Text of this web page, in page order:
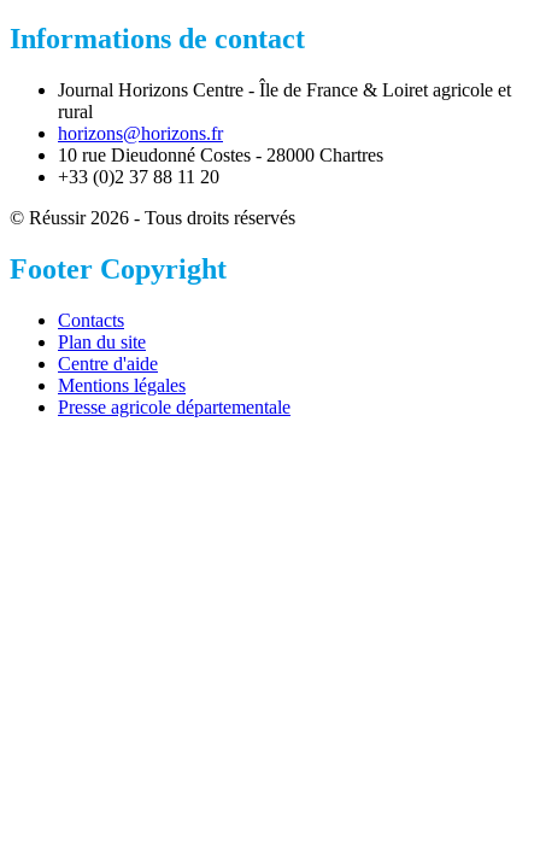
Informations de contact
Journal Horizons Centre - Île de France & Loiret agricole et
rural
horizons@horizons.fr
10 rue Dieudonné Costes - 28000 Chartres
+33 (0)2 37 88 11 20
© Réussir 2026 - Tous droits réservés
Footer Copyright
Contacts
Plan du site
Centre d'aide
Mentions légales
Presse agricole départementale